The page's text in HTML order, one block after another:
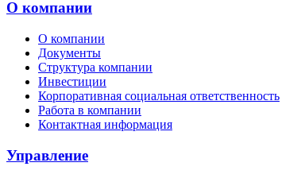
О компании
О компании
Документы
Структура компании
Инвестиции
Корпоративная социальная ответственность
Работа в компании
Контактная информация
Управление